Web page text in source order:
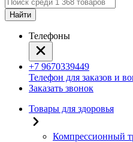
Найти
Телефоны
+7 9670339449
Телефон для заказов и
Заказать звонок
Товары для здоровья
Компрессионный